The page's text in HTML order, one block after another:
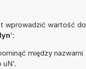
wprowadzić wartość do
':
między nazwami
uN'.